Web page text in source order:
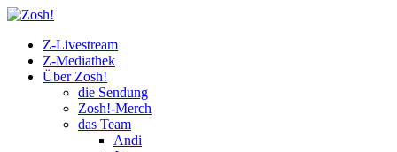
Z-Livestream
Z-Mediathek
Über Zosh!
die Sendung
Zosh!-Merch
das Team
Andi